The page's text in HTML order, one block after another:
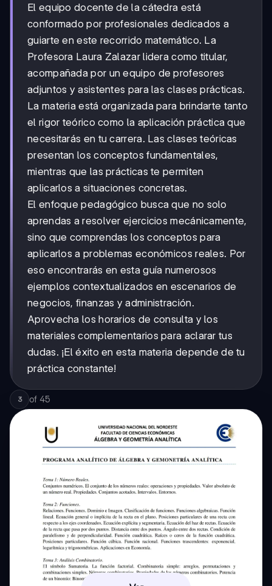
El equipo docente de la cátedra está
conformado por profesionales dedicados a
guiarte en este recorrido matemático. La
Profesora Laura Zalazar lidera como titular,
acompañada por un equipo de profesores
adjuntos y asistentes para las clases prácticas.
La materia está organizada para brindarte tanto
el rigor teórico como la aplicación práctica que
necesitarás en tu carrera. Las clases teóricas
presentan los conceptos fundamentales,
mientras que las prácticas te permiten
aplicarlos a situaciones concretas.
El enfoque pedagógico busca que no solo
aprendas a resolver ejercicios mecánicamente,
sino que comprendas los conceptos para
aplicarlos a problemas económicos reales. Por
eso encontrarás en esta guía numerosos
ejemplos contextualizados en escenarios de
negocios, finanzas y administración.
Aprovecha los horarios de consulta y los
materiales complementarios para aclarar tus
dudas. ¡El éxito en esta materia depende de tu
práctica constante!
3 of 45